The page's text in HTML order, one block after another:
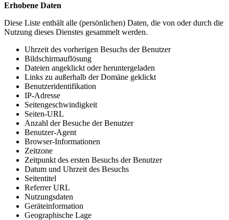
Erhobene Daten
Diese Liste enthält alle (persönlichen) Daten, die von oder durch die
Nutzung dieses Dienstes gesammelt werden.
Uhrzeit des vorherigen Besuchs der Benutzer
Bildschirmauflösung
Dateien angeklickt oder heruntergeladen
Links zu außerhalb der Domäne geklickt
Benutzeridentifikation
IP-Adresse
Seitengeschwindigkeit
Seiten-URL
Anzahl der Besuche der Benutzer
Benutzer-Agent
Browser-Informationen
Zeitzone
Zeitpunkt des ersten Besuchs der Benutzer
Datum und Uhrzeit des Besuchs
Seitentitel
Referrer URL
Nutzungsdaten
Geräteinformation
Geographische Lage